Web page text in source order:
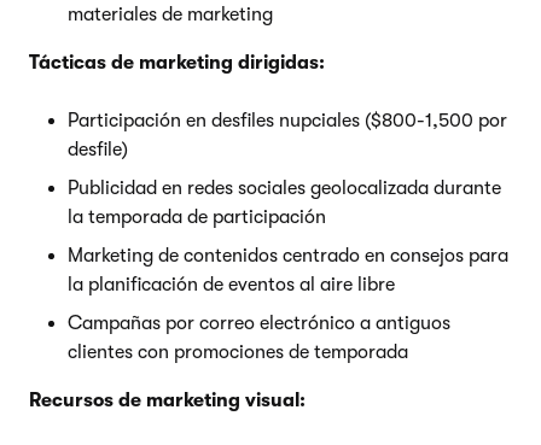
materiales de marketing
Tácticas de marketing dirigidas:
Participación en desfiles nupciales ($800-1,500 por
desfile)
Publicidad en redes sociales geolocalizada durante
la temporada de participación
Marketing de contenidos centrado en consejos para
la planificación de eventos al aire libre
Campañas por correo electrónico a antiguos
clientes con promociones de temporada
Recursos de marketing visual: